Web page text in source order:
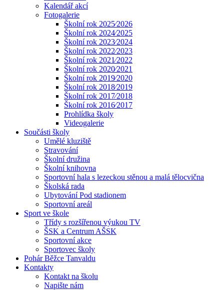
Kalendář akcí
Fotogalerie
Školní rok 2025⁄2026
Školní rok 2024⁄2025
Školní rok 2023⁄2024
Školní rok 2022⁄2023
Školní rok 2021⁄2022
Školní rok 2020⁄2021
Školní rok 2019⁄2020
Školní rok 2018⁄2019
Školní rok 2017⁄2018
Školní rok 2016⁄2017
Prohlídka školy
Videogalerie
Součásti školy
Umělé kluziště
Stravování
Školní družina
Školní knihovna
Sportovní hala s lezeckou stěnou a malá tělocvična
Školská rada
Ubytování Pod stadionem
Sportovní areál
Sport ve škole
Třídy s rozšířenou výukou TV
ŠSK a Centrum AŠSK
Sportovní akce
Sportovec školy
Pohár Běžce Tanvaldu
Kontakty
Kontakt na školu
Napište nám